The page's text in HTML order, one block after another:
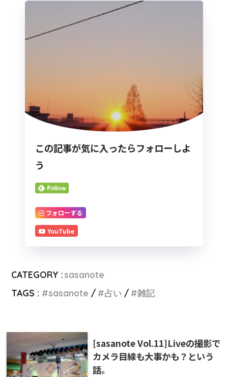
この記事が気に入ったらフォローしよ
う
フォローする
YouTube
CATEGORY :sasanote
TAGS :
sasanote 占い 雑記
[sasanote Vol.11]Liveの撮影で
カメラ目線も大事かも？という
話。